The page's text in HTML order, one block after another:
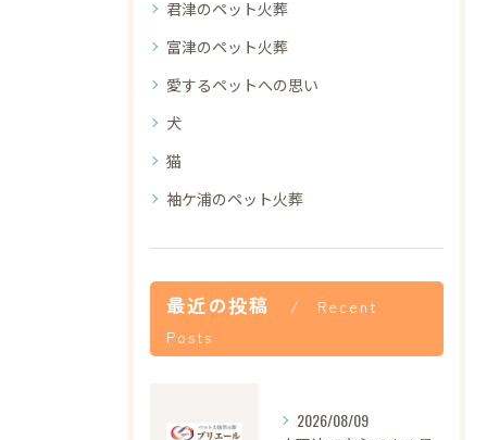
君津のペット火葬
富津のペット火葬
愛するペットへの思い
犬
猫
袖ケ浦のペット火葬
最近の投稿
Recent
Posts
2026/08/09